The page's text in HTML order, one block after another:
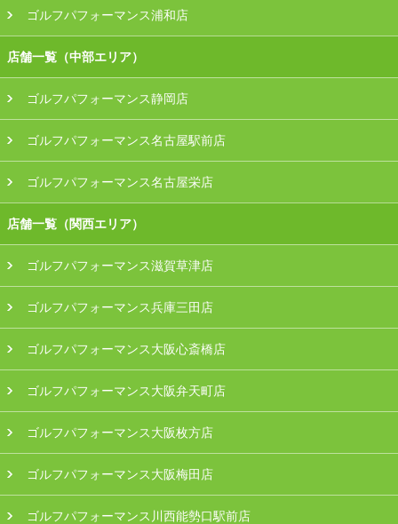
ゴルフパフォーマンス浦和店
店舗一覧（中部エリア）
ゴルフパフォーマンス静岡店
ゴルフパフォーマンス名古屋駅前店
ゴルフパフォーマンス名古屋栄店
店舗一覧（関西エリア）
ゴルフパフォーマンス滋賀草津店
ゴルフパフォーマンス兵庫三田店
ゴルフパフォーマンス大阪心斎橋店
ゴルフパフォーマンス大阪弁天町店
ゴルフパフォーマンス大阪枚方店
ゴルフパフォーマンス大阪梅田店
ゴルフパフォーマンス川西能勢口駅前店